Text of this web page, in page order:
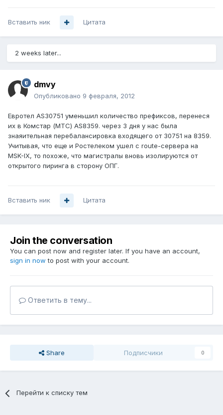
Вставить ник Цитата
2 weeks later...
dmvy
Опубликовано 9 февраля, 2012
Евротел AS30751 уменьшил количество префиксов, перенеся
их в Комстар (МТС) AS8359. через 3 дня у нас была
знаяительная перебалансировка входящего от 30751 на 8359.
Учитывая, что еще и Ростелеком ушел с route-сервера на
MSK-IX, то похоже, что магистралы вновь изолируются от
открытого пиринга в сторону ОПГ.
Вставить ник Цитата
Join the conversation
You can post now and register later. If you have an account,
sign in now to post with your account.
Ответить в тему...
Share Подписчики 0
Перейти к списку тем